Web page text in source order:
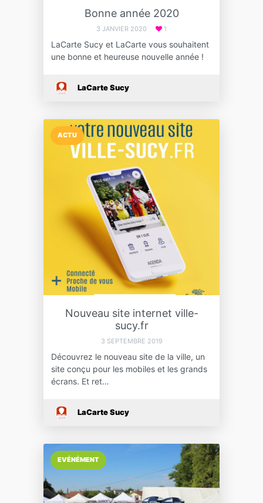
Bonne année 2020
3 JANVIER 2020 1
LaCarte Sucy et LaCarte vous souhaitent
une bonne et heureuse nouvelle année !
LaCarte Sucy
ACTU
Nouveau site internet ville-
sucy.fr
3 SEPTEMBRE 2019
Découvrez le nouveau site de la ville, un
site conçu pour les mobiles et les grands
écrans. Et ret…
LaCarte Sucy
EVÉNÉMENT